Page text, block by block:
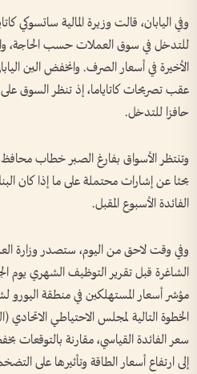
وفي اليابان، قالت وزيرة المالية ساتسوكي
⁠للتدخل في سوق العملات حسب الحاجة،
حافزا للتدخل.
وتنتظر الأسواق بفارغ ⁠الصبر خطاب محافظ
بحثا عن إشارات محتملة على ما إذا كان
الفائدة الأسبوع المقبل.
وفي وقت لاحق من اليوم، ⁠ستصدر وزارة
الشاغرة قبل تقرير التوظيف الشهري يوم
مؤشر أسعار المستهلكين في منطقة اليورو
الخطوة التالية لمجلس الاحتياطي الاتحادي
سعر الفائدة القياسي، مقارنة بالتوقعات
إلى ارتفاع أسعار الطاقة وتأثيرها على